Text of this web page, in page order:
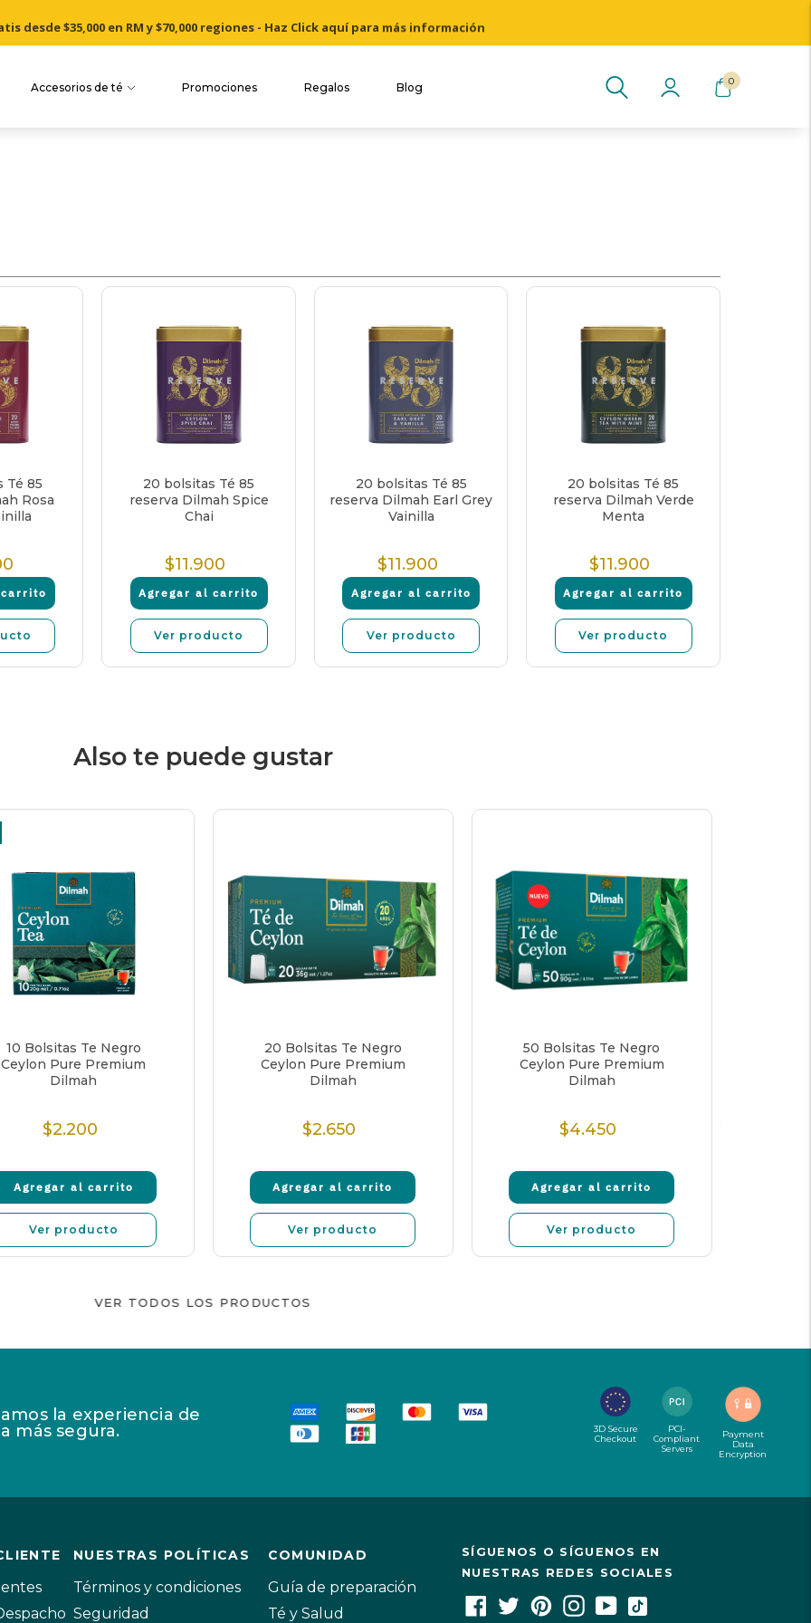
Cosechado a mano desde nuestros jardines de té de Ceilán
desde $35,000 en RM y $70,000 regiones - Haz Click aquí para más información
Accesorios de té Promociones Regalos Blog 0
Té 85
Rosa
20 bolsitas Té 85
reserva Dilmah Spice
Chai
Precio
normal
$11.900
Agregar al carrito
Ver producto
20 bolsitas Té 85
reserva Dilmah Earl Grey
Vainilla
Precio
normal
$11.900
Agregar al carrito
Ver producto
20 bolsitas Té 85
reserva Dilmah Verde
Menta
Precio
normal
$11.900
Agregar al carrito
Ver producto
Also te puede gustar
VER TODOS LOS PRODUCTOS
10 Bolsitas Te Negro
Ceylon Pure Premium
Dilmah
Precio
$2.200
Agregar al carrito
Ver producto
20 Bolsitas Te Negro
Ceylon Pure Premium
Dilmah
Precio
$2.650
Agregar al carrito
Ver producto
50 Bolsitas Te Negro
Ceylon Pure Premium
Dilmah
Precio
$4.450
Agregar al carrito
Ver producto
la experiencia de
más segura.
3D Secure
Checkout
PCI-
Compliant
Servers
Payment
Data
Encryption
NUESTRAS POLÍTICAS
Términos y condiciones
Seguridad
COMUNIDAD
Guía de preparación
Té y Salud
SÍGUENOS O SÍGUENOS EN
NUESTRAS REDES SOCIALES